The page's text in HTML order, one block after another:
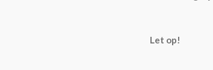
Let op!